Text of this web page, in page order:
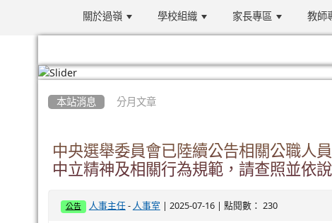
關於過嶺 學校組織 家長專區 教師
本站消息 分月文章
中央選舉委員會已陸續公告相關公職人
中立精神及相關行為規範，請查照並依
公告 人事主任- 人事室 | 2025-07-16 | 點閱數： 230